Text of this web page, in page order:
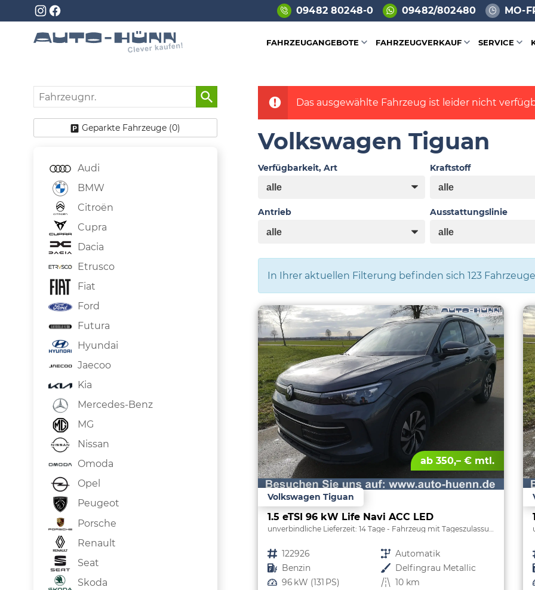
09482 80248-0 09482/802480 MO-
FAHRZEUGANGEBOTE FAHRZEUGVERKAUF SERVICE
Das ausgewählte Fahrzeug ist leider nicht
Volkswagen Tiguan
Verfügbarkeit, Art Kraftstoff
Antrieb Ausstattungslinie
In Ihrer aktuellen Filterung befinden sich 123
ab 350,– € mtl.
Volkswagen Tiguan
1.5 eTSI 96 kW Life Navi ACC LED
unverbindliche Lieferzeit: 14 Tage Fahrzeug mit Tageszulassung
Fahrzeugnr. 122926 Getriebe Automatik
Kraftstoff Benzin Außenfarbe Delfingrau Metallic
Leistung 96 kW (131 PS) Kilometerstand 10 km
Fahrzeugnr.
Geparkte Fahrzeuge (0)
Audi
BMW
Citroën
Cupra
Dacia
Etrusco
Fiat
Ford
Futura
Hyundai
Jaecoo
Kia
Mercedes-Benz
MG
Nissan
Omoda
Opel
Peugeot
Porsche
Renault
Seat
Skoda